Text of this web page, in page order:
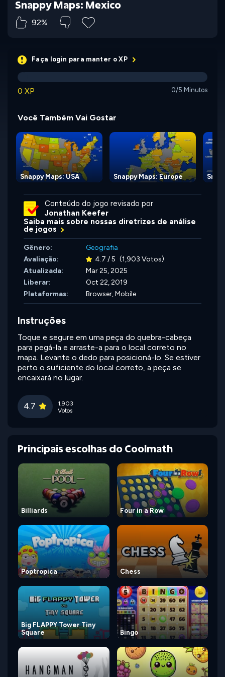
Snappy Maps: Mexico
92%
Faça login para manter o XP
0 XP 0/5 Minutos
Você Também Vai Gostar
Snappy Maps: USA Snappy Maps: Europe
Conteúdo do jogo revisado por
Jonathan Keefer
Saiba mais sobre nossas diretrizes de análise
de jogos
Gênero:
Geografia
Avaliação:
4.7 / 5 (1,903 Votos)
Atualizada:
Mar 25, 2025
Liberar:
Oct 22, 2019
Plataformas:
Browser, Mobile
Instruções
Toque e segure em uma peça do quebra-cabeça
para pegá-la e arraste-a para o local correto no
mapa. Levante o dedo para posicioná-lo. Se estiver
perto o suficiente do local correto, a peça se
encaixará no lugar.
4.7
1,903
Votos
Principais escolhas do Coolmath
Billiards Four in a Row
Poptropica Chess
Big FLAPPY Tower Tiny
Square
Bingo